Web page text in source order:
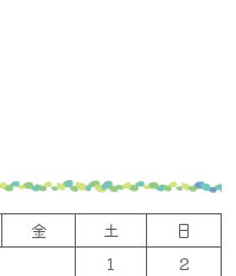
金 土
日
1
2